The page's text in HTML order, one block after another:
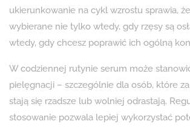
ukierunkowanie na cykl wzrostu sprawia,
wybierane nie tylko wtedy, gdy rzęsy są
wtedy, gdy chcesz poprawić ich ogólną
W codziennej rutynie serum może
pielęgnacji – szczególnie dla osób, które
stają się rzadsze lub wolniej odrastają.
stosowanie pozwala lepiej wykorzystać